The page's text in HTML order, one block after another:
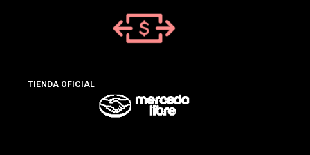
TIENDA OFICIAL